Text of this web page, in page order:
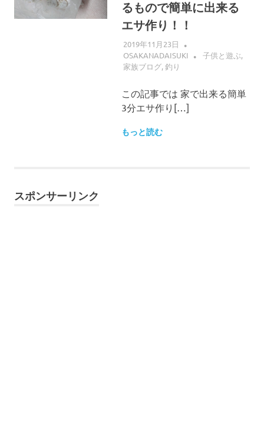
るもので簡単に出来る
エサ作り！！
2019年11月23日
OSAKANADAISUKI
子供と遊ぶ,
家族ブログ,釣り
この記事では 家で出来る簡単
3分エサ作り[…]
もっと読む
スポンサーリンク